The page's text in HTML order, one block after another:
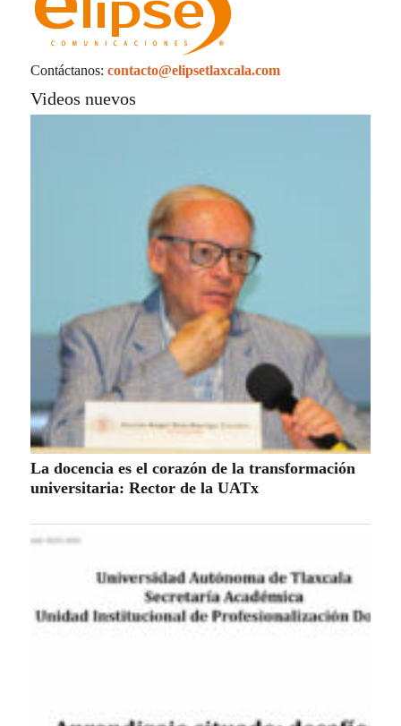
Contáctanos: contacto@elipsetlaxcala.com
Videos nuevos
La docencia es el corazón de la transformación
universitaria: Rector de la UATx